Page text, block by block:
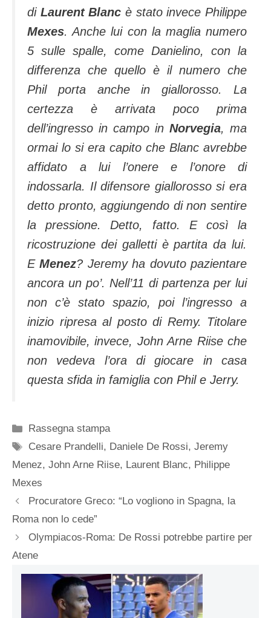
di Laurent Blanc è stato invece Philippe
Mexes. Anche lui con la maglia numero
5 sulle spalle, come Danielino, con la
differenza che quello è il numero che
Phil porta anche in giallorosso. La
certezza è arrivata poco prima
dell’ingresso in campo in Norvegia, ma
ormai lo si era capito che Blanc avrebbe
affidato a lui l’onere e l’onore di
indossarla. Il difensore giallorosso si era
detto pronto, aggiungendo di non sentire
la pressione. Detto, fatto. E così la
ricostruzione dei galletti è partita da lui.
EMenez? Jeremy ha dovuto pazientare
ancora un po’. Nell’11 di partenza per lui
non c’è stato spazio, poi l’ingresso a
inizio ripresa al posto di Remy. Titolare
inamovibile, invece, John Arne Riise che
non vedeva l’ora di giocare in casa
questa sfida in famiglia con Phil e Jerry.
Categorie
Rassegna stampa
Tag
Cesare Prandelli, Daniele De Rossi,Jeremy
Menez, John Arne Riise, Laurent Blanc, Philippe
Mexes
Procuratore Greco: “Lo vogliono in Spagna, la
Roma non lo cede”
Olympiacos-Roma: De Rossi potrebbe partire per
Atene